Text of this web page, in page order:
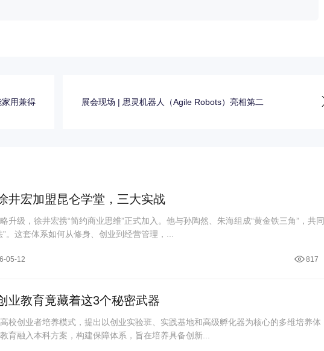
用兼得 展会现场 | 思灵机器人（Agile Robots）亮相第二
井宏加盟昆仑学堂，三大实战
升级，徐井宏携“简约商业思维”正式加入。他与孙陶然、朱海组成“黄金铁三角”，共同
。这套体系如何从修身、创业到经营管理，...
05-12 817
业教育竟藏着这3个秘密武器
校创业者培养模式，提出以创业实验班、实践基地和高级孵化器为核心的多维培养体
育融入本科方案，构建保障体系，旨在培养具备创新...